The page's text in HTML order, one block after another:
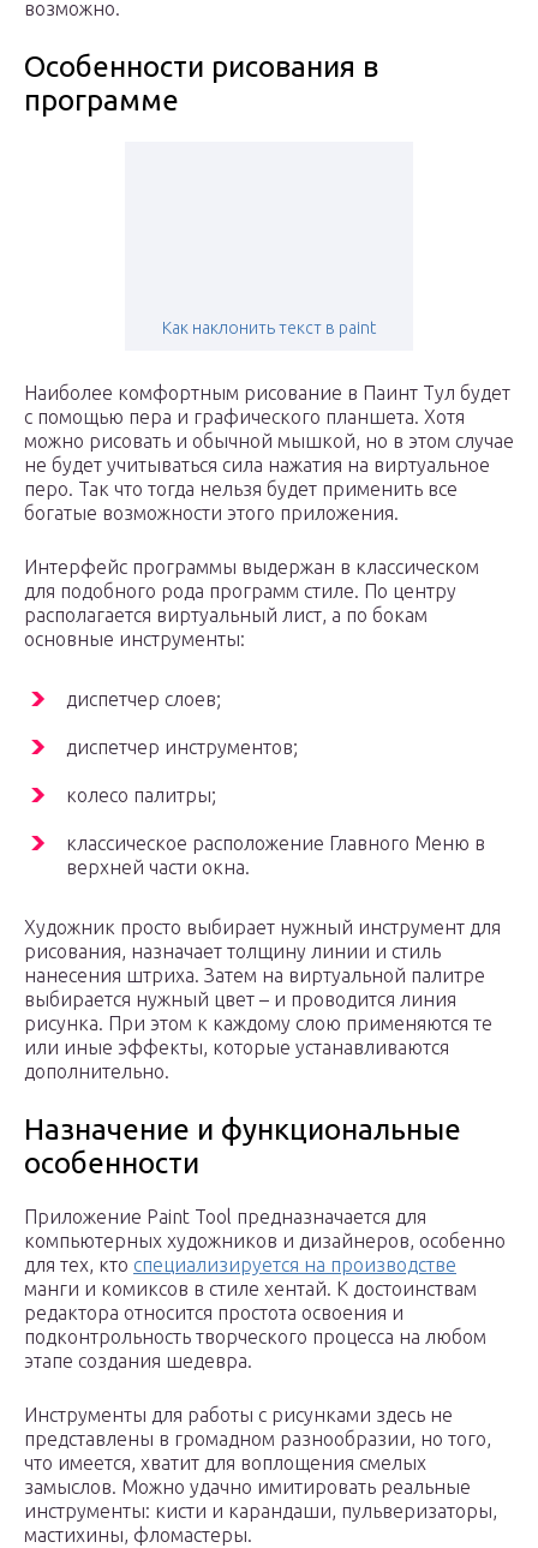
возможно.
Особенности рисования в
программе
Как наклонить текст в paint
Наиболее комфортным рисование в Паинт Тул будет
с помощью пера и графического планшета. Хотя
можно рисовать и обычной мышкой, но в этом случае
не будет учитываться сила нажатия на виртуальное
перо. Так что тогда нельзя будет применить все
богатые возможности этого приложения.
Интерфейс программы выдержан в классическом
для подобного рода программ стиле. По центру
располагается виртуальный лист, а по бокам
основные инструменты:
диспетчер слоев;
диспетчер инструментов;
колесо палитры;
классическое расположение Главного Меню в
верхней части окна.
Художник просто выбирает нужный инструмент для
рисования, назначает толщину линии и стиль
нанесения штриха. Затем на виртуальной палитре
выбирается нужный цвет – и проводится линия
рисунка. При этом к каждому слою применяются те
или иные эффекты, которые устанавливаются
дополнительно.
Назначение и функциональные
особенности
Приложение Paint Tool предназначается для
компьютерных художников и дизайнеров, особенно
для тех, кто специализируется на производстве
манги и комиксов в стиле хентай. К достоинствам
редактора относится простота освоения и
подконтрольность творческого процесса на любом
этапе создания шедевра.
Инструменты для работы с рисунками здесь не
представлены в громадном разнообразии, но того,
что имеется, хватит для воплощения смелых
замыслов. Можно удачно имитировать реальные
инструменты: кисти и карандаши, пульверизаторы,
мастихины, фломастеры.